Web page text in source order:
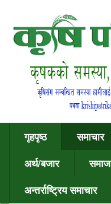
गृहपृष्ठ समाचार
अर्थ/बजार
समाज
अन्तर्राष्ट्रिय समाचार